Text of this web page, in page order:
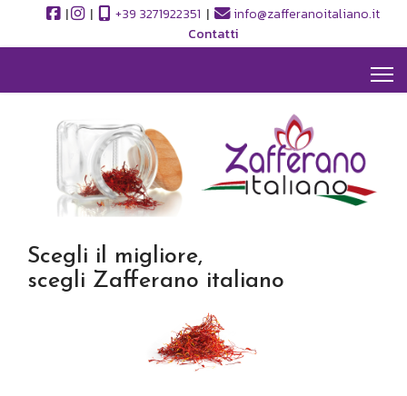
| | +39 3271922351 |
info@zafferanoitaliano.it
Contatti
Scegli il migliore,
scegli Zafferano italiano